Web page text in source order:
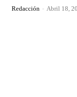
Redacción - Abril 18,